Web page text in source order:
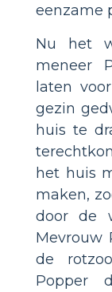
eenzame
Nu het
meneer
laten
gezin
huis te
het huis
maken,
door de
Mevrouw
de
Popper